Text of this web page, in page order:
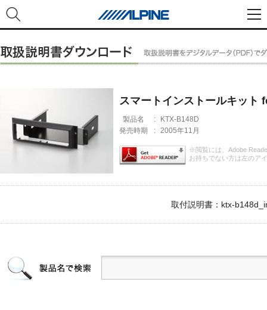
スマートインストールキット
製品名 :
KTX-B148D
発売時期
: 2005年11月
※閲覧には、Adobe
お持ちでない方は左のア
取付説明書：ktx-